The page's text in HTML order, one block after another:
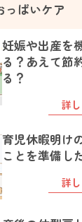
ぱいケア
妊娠や出産を
る？あえて節
る？
詳
育児休暇明け
ことを準備し
詳